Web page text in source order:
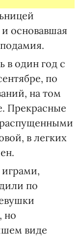
и основавшая
в один год с
по
на том
Прекрасные
в легких
по
но
виде